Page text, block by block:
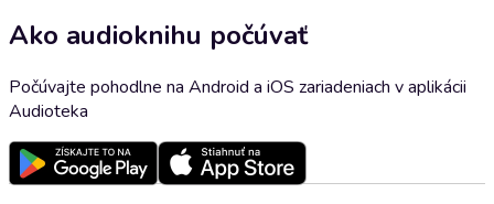
Ako audioknihu počúvať
Počúvajte pohodlne na Android a iOS zariadeniach v aplikácii
Audioteka